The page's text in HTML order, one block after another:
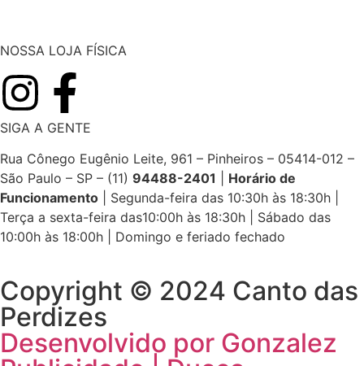
NOSSA LOJA FÍSICA
SIGA A GENTE
Rua Cônego Eugênio Leite, 961 – Pinheiros – 05414-012 –
São Paulo – SP – (11) 94488-2401
Horário de
Funcionamento
Segunda-feira das 10:30h às 18:30h |
Terça a sexta-feira das10:00h às 18:30h | Sábado das
10:00h às 18:00h | Domingo e feriado fechado
Copyright © 2024 Canto das
Perdizes
Desenvolvido por Gonzalez